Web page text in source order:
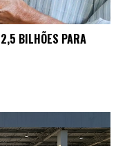
BILHÕES PARA